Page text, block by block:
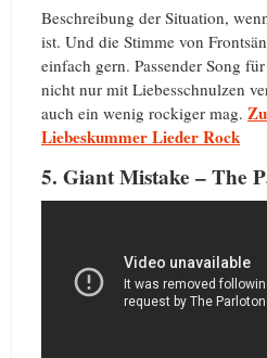
Beschreibung der Situation,
ist. Und die Stimme von
einfach gern. Passender Song
nicht nur mit Liebesschnulzen
auch ein wenig rockiger mag.
Liebeskummer Lieder Rock
5. Giant Mistake – The